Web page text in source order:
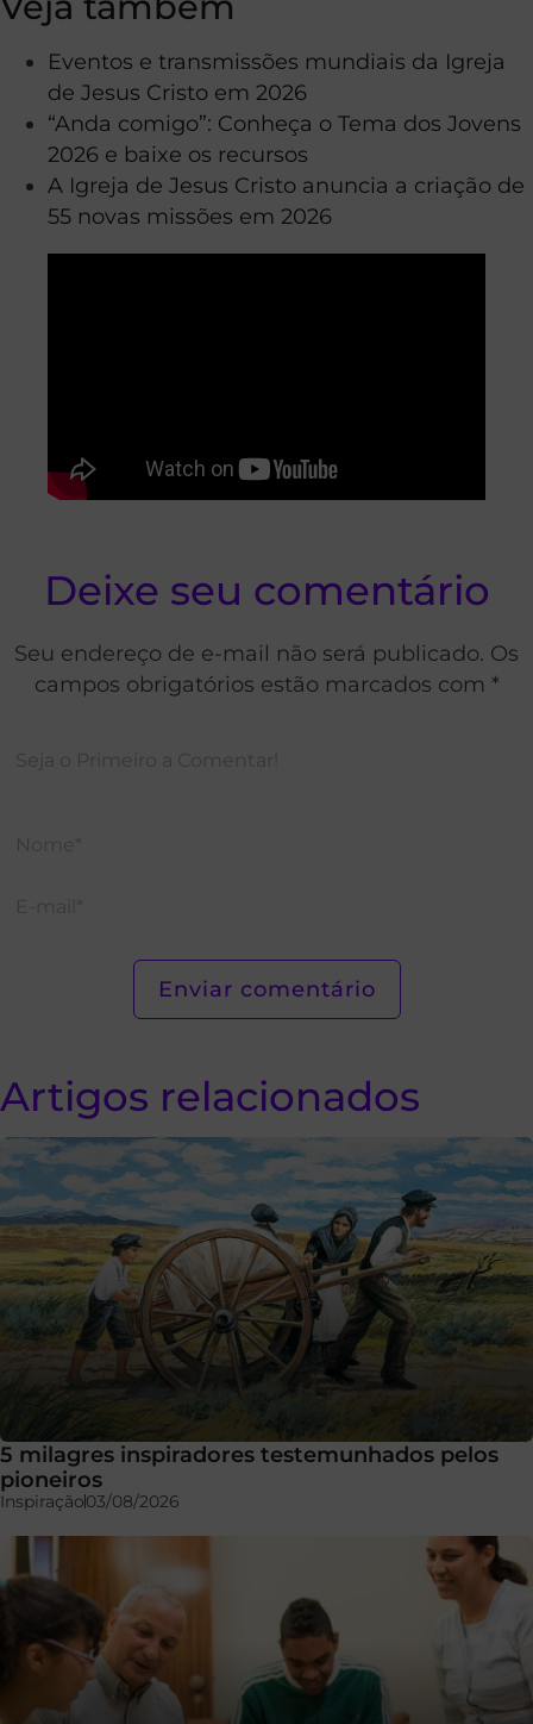
Eventos e transmissões mundiais da Igreja
de Jesus Cristo em 2026
“Anda comigo”: Conheça o Tema dos Jovens
2026 e baixe os recursos
A Igreja de Jesus Cristo anuncia a criação de
55 novas missões em 2026
Deixe seu comentário
Seu endereço de e-mail não será publicado. Os
campos obrigatórios estão marcados com *
Artigos relacionados
5 milagres inspiradores testemunhados pelos
pioneiros
Inspiração03/08/2026